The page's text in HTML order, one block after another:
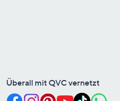
Überall mit QVC vernetzt